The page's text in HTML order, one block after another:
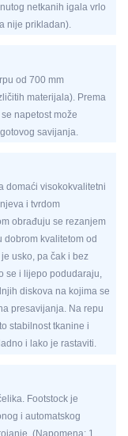
netkanih igala vrlo
nije prikladan).
od 700 mm
materijala). Prema
napetost može
savijanja.
domaći visokokvalitetni
i tvrdom
obrađuju se rezanjem
dobrom kvalitetom od
usko, pa čak i bez
se i lijepo podudaraju,
diskova na kojima se
presavijanja. Na repu
stabilnost tkanine i
i lako je rastaviti.
Footstock je
i automatskog